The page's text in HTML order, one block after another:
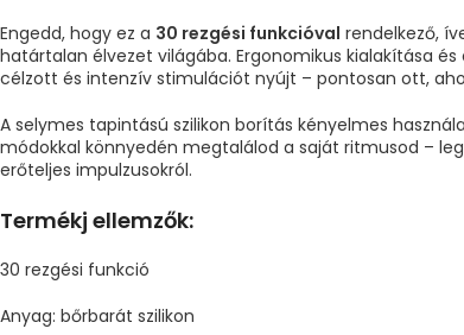
Engedd, hogy ez a 30 rezgési funkcióval rendelkező,
határtalan élvezet világába. Ergonomikus kialakítása
célzott és intenzív stimulációt nyújt – pontosan ott,
A selymes tapintású szilikon borítás kényelmes
módokkal könnyedén megtalálod a saját ritmusod –
erőteljes impulzusokról.
Termékj ellemzők:
30 rezgési funkció
Anyag: bőrbarát szilikon